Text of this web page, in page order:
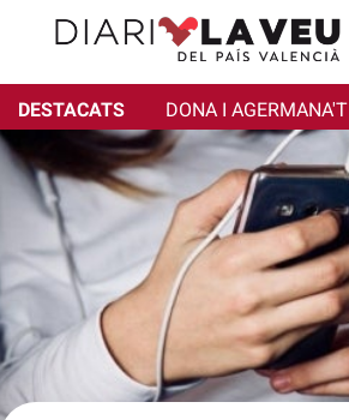
DESTACATS DONA I AGERMANA'T